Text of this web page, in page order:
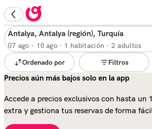
Antalya, Antalya (región), Turquía
07 ago - 10 ago· 1 habitación · 2 adultos
Ordenado por Filtros
Precios aún más bajos solo en la app
Accede a precios exclusivos con hasta un
extra y gestiona tus reservas de forma